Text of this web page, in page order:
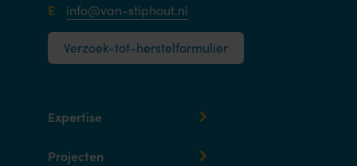
E info@van-stiphout.nl
Verzoek-tot-herstelformulier
Expertise
Projecten